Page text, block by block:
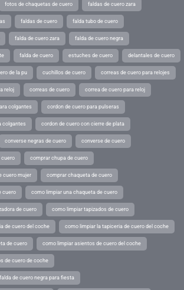
fotos de chaquetas de cuero faldas de cuero zara
faldas de cuero falda tubo de cuero
falda de cuero zara falda de cuero negra
falda de cuero estuches de cuero delantales de cuero
de la pu cuchillos de cuero correas de cuero para relojes
reloj correas de cuero correa de cuero para reloj
colgantes cordon de cuero para pulseras
colgantes cordon de cuero con cierre de plata
converse negras de cuero converse de cuero
cuero comprar chupa de cuero
cuero mujer comprar chaqueta de cuero
cuero como limpiar una chaqueta de cuero
de cuero como limpiar tapizados de cuero
de cuero del coche como limpiar la tapiceria de cuero del coche
de cuero como limpiar asientos de cuero del coche
de cuero de coche
de cuero negra para fiesta